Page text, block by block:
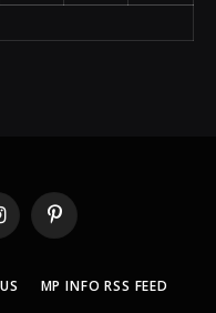
Pinterest
MP INFO RSS FEED